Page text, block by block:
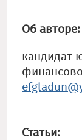
Об авторе:
кандидат
Статьи: